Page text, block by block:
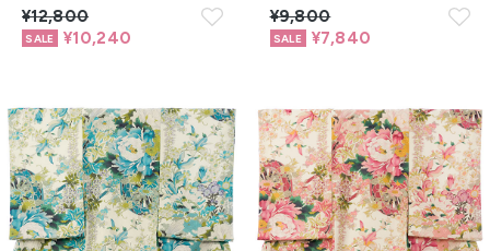
¥12,800
¥10,240
¥9,800
¥7,840